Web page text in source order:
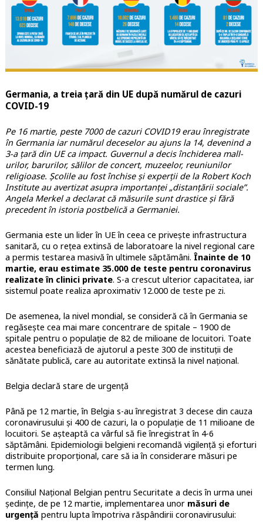
Germania, a treia țară din UE după numărul de cazuri
COVID-19
Pe 16 martie, peste 7000 de cazuri COVID19 erau înregistrate
în Germania iar numărul deceselor au ajuns la 14, devenind a
3-a țară din UE ca impact. Guvernul a decis închiderea mall-
urilor, barurilor, sălilor de concert, muzeelor, reuniunilor
religioase. Școlile au fost închise și experții de la Robert Koch
Institute au avertizat asupra importanței „distanțării sociale”.
Angela Merkel a declarat că măsurile sunt drastice și fără
precedent în istoria postbelică a Germaniei.
Germania este un lider în UE în ceea ce privește infrastructura
sanitară, cu o rețea extinsă de laboratoare la nivel regional care
a permis testarea masivă în ultimele săptămâni. Înainte de 10
martie, erau estimate 35.000 de teste pentru coronavirus
realizate în clinici private. S-a crescut ulterior capacitatea, iar
sistemul poate realiza aproximativ 12.000 de teste pe zi.
De asemenea, la nivel mondial, se consideră că în Germania se
regăsește cea mai mare concentrare de spitale – 1900 de
spitale pentru o populație de 82 de milioane de locuitori. Toate
acestea beneficiază de ajutorul a peste 300 de instituții de
sănătate publică, care au autoritate extinsă la nivel național.
Belgia declară stare de urgență
Până pe 12 martie, în Belgia s-au înregistrat 3 decese din cauza
coronavirusului și 400 de cazuri, la o populație de 11 milioane de
locuitori. Se așteaptă ca vârful să fie înregistrat în 4-6
săptămâni. Epidemiologii belgieni recomandă vigilență și eforturi
distribuite proporțional, care să ia în considerare măsuri pe
termen lung.
Consiliul Național Belgian pentru Securitate a decis în urma unei
ședințe, de pe 12 martie, implementarea unor măsuri de
urgență pentru lupta împotriva răspândirii coronavirusului: